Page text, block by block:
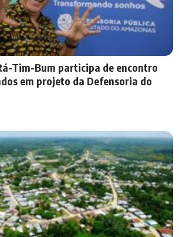
Tim-Bum participa de encontro
em projeto da Defensoria do